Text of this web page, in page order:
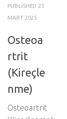
PUBLISHED 23
MART 2025
Osteoa
rtrit
(Kireçle
nme)
Osteoartrit